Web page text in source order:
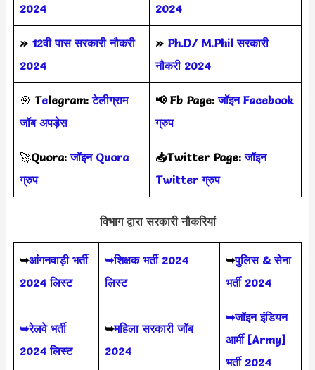
2024
2024
» 12वी पास सरकारी नौकरी
2024
» Ph.D/ M.Phil सरकारी
नौकरी 2024
🎯 Telegram: टेलीग्राम
जॉब अपड़ेस
📢 Fb Page:जॉइन Facebook
ग्रुप
🚀Quora:जॉइन Quora
ग्रुप
📥Twitter Page:जॉइन
Twitter ग्रुप
विभाग द्वारा सरकारी नौकरियां
➥आंगनवाड़ी भर्ती
2024 लिस्ट
➥शिक्षक भर्ती 2024
लिस्ट
➥पुलिस & सेना
भर्ती 2024
➥रेलवे भर्ती
2024 लिस्ट
➥महिला सरकारी जॉब
2024
➥जॉइन इंडियन
आर्मी [Army]
भर्ती 2024